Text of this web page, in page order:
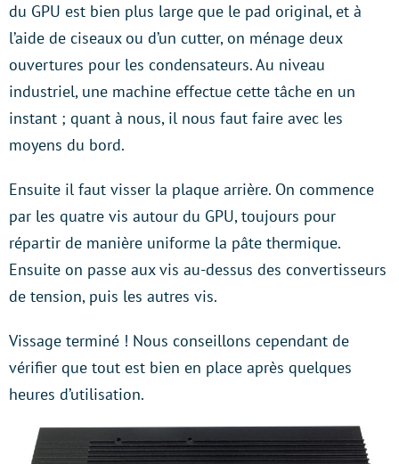
du GPU est bien plus large que le pad original, et à
l’aide de ciseaux ou d’un cutter, on ménage deux
ouvertures pour les condensateurs. Au niveau
industriel, une machine effectue cette tâche en un
instant ; quant à nous, il nous faut faire avec les
moyens du bord.
Ensuite il faut visser la plaque arrière. On commence
par les quatre vis autour du GPU, toujours pour
répartir de manière uniforme la pâte thermique.
Ensuite on passe aux vis au-dessus des convertisseurs
de tension, puis les autres vis.
Vissage terminé ! Nous conseillons cependant de
vérifier que tout est bien en place après quelques
heures d’utilisation.